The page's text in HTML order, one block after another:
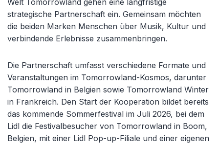
Welt Tomorrowland gehen eine langfristige
strategische Partnerschaft ein. Gemeinsam möchten
die beiden Marken Menschen über Musik, Kultur und
verbindende Erlebnisse zusammenbringen.
Die Partnerschaft umfasst verschiedene Formate und
Veranstaltungen im Tomorrowland-Kosmos, darunter
Tomorrowland in Belgien sowie Tomorrowland Winter
in Frankreich. Den Start der Kooperation bildet bereits
das kommende Sommerfestival im Juli 2026, bei dem
Lidl die Festivalbesucher von Tomorrowland in Boom,
Belgien, mit einer Lidl Pop-up-Filiale und einer eigenen